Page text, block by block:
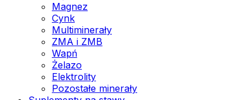
Magnez
Cynk
Multiminerały
ZMA i ZMB
Wapń
Żelazo
Elektrolity
Pozostałe minerały